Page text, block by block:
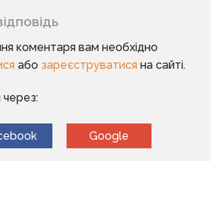
коментаря вам необхідно
або зареєструватисяна сайті.
через:
Google